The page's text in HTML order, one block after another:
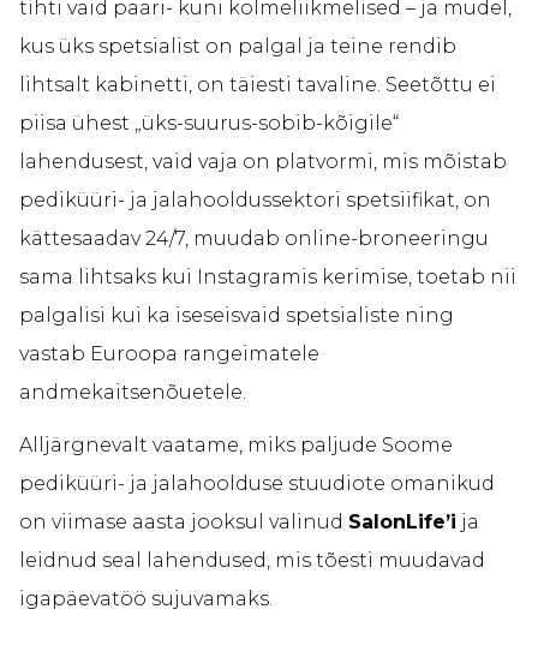
tihti vaid paari- kuni kolmeliikmelised – ja mudel,
kus üks spetsialist on palgal ja teine rendib
lihtsalt kabinetti, on täiesti tavaline. Seetõttu ei
piisa ühest „üks-suurus-sobib-kõigile“
lahendusest, vaid vaja on platvormi, mis mõistab
pediküüri- ja jalahooldussektori spetsiifikat, on
kättesaadav 24/7, muudab online-broneeringu
sama lihtsaks kui Instagramis kerimise, toetab nii
palgalisi kui ka iseseisvaid spetsialiste ning
vastab Euroopa rangeimatele
andmekaitsenõuetele.
Alljärgnevalt vaatame, miks paljude Soome
pediküüri- ja jalahoolduse stuudiote omanikud
on viimase aasta jooksul valinud SalonLife’i ja
leidnud seal lahendused, mis tõesti muudavad
igapäevatöö sujuvamaks.